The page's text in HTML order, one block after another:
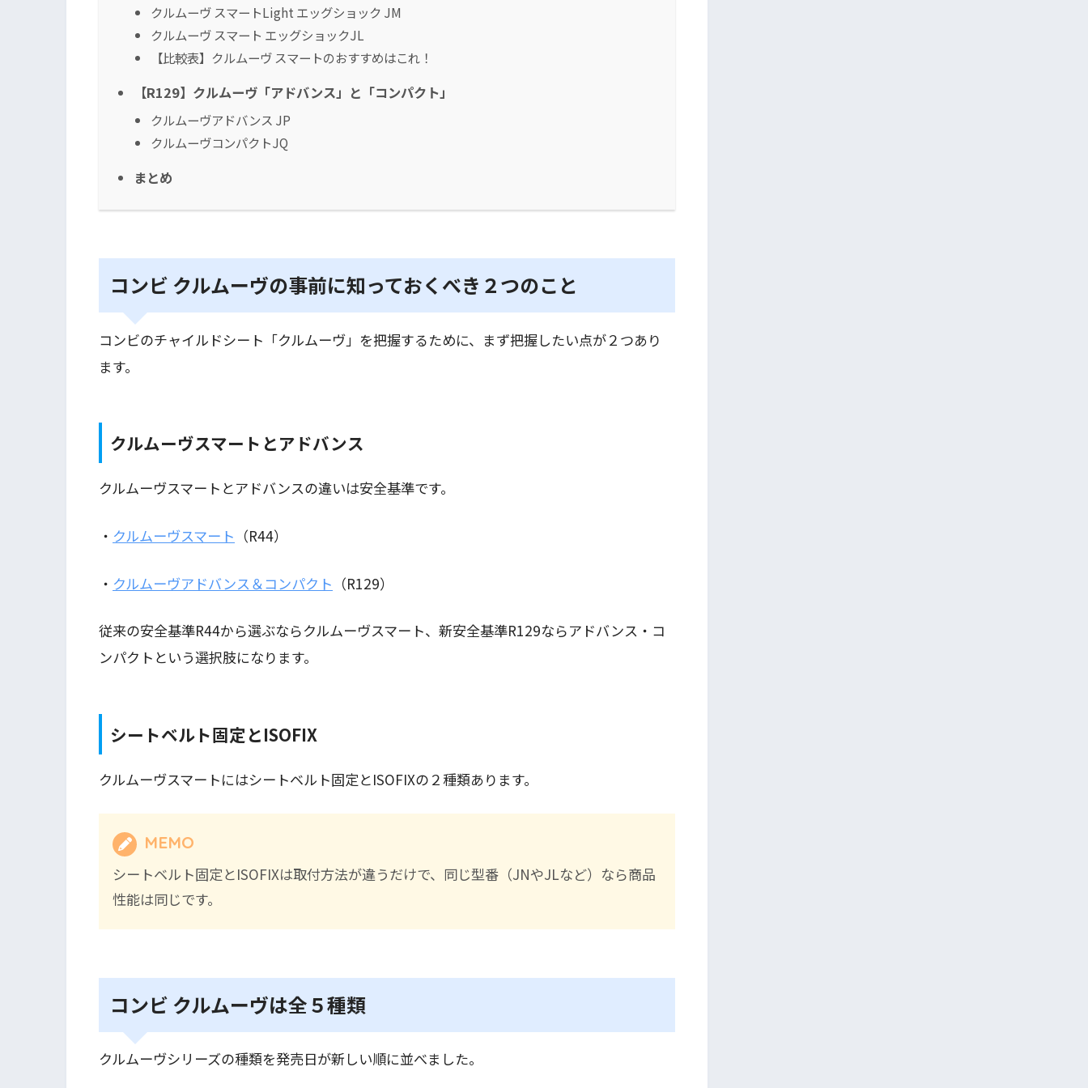
クルムーヴ スマートLight エッグショック JM
クルムーヴ スマート エッグショックJL
【比較表】クルムーヴ スマートのおすすめはこれ！
【R129】クルムーヴ「アドバンス」と「コンパクト」
クルムーヴアドバンス JP
クルムーヴコンパクトJQ
まとめ
コンビ クルムーヴの事前に知っておくべき２つのこと
コンビのチャイルドシート「クルムーヴ」を把握するために、まず把握したい点が２つあり
ます。
クルムーヴスマートとアドバンス
クルムーヴスマートとアドバンスの違いは安全基準です。
・ クルムーヴスマート （R44）
・ クルムーヴアドバンス＆コンパクト （R129）
従来の安全基準R44から選ぶならクルムーヴスマート、新安全基準R129ならアドバンス・コ
ンパクトという選択肢になります。
シートベルト固定とISOFIX
クルムーヴスマートにはシートベルト固定とISOFIXの２種類あります。
MEMO
シートベルト固定とISOFIXは取付方法が違うだけで、同じ型番（JNやJLなど）なら商品
性能は同じです。
コンビ クルムーヴは全５種類
クルムーヴシリーズの種類を発売日が新しい順に並べました。